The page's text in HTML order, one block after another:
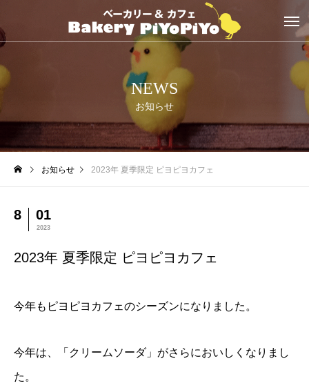
NEWS
お知らせ
お知らせ 2023年 夏季限定 ピヨピヨカフェ
8 01
2023
2023年 夏季限定 ピヨピヨカフェ
今年もピヨピヨカフェのシーズンになりました。
今年は、「クリームソーダ」がさらにおいしくなりまし
た。